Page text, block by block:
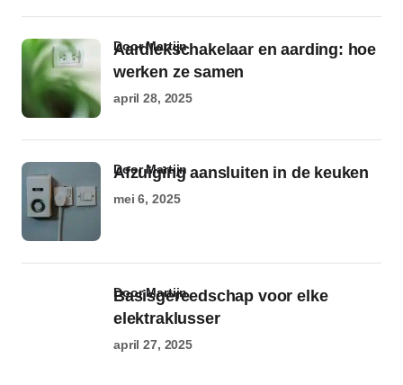
Aardlekschakelaar en aarding: hoe
werken ze samen
door Martijn
april 28, 2025
Afzuiging aansluiten in de keuken
door Martijn
mei 6, 2025
Basisgereedschap voor elke
elektraklusser
door Martijn
april 27, 2025